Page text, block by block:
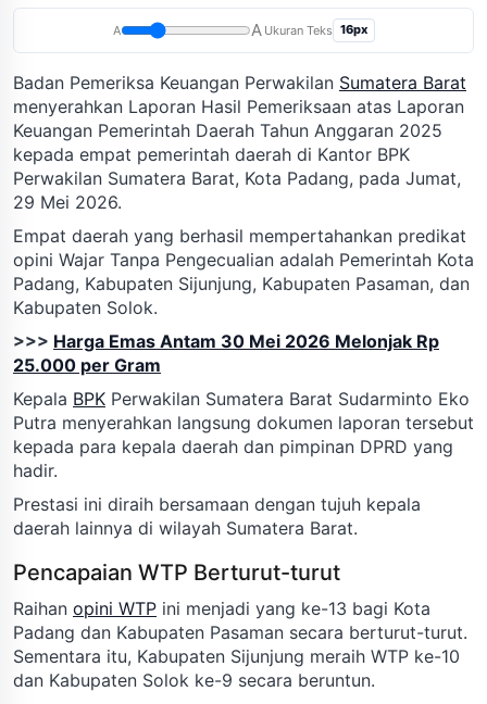
A A Ukuran Teks 16px
Badan Pemeriksa Keuangan Perwakilan Sumatera Barat
menyerahkan Laporan Hasil Pemeriksaan atas Laporan
Keuangan Pemerintah Daerah Tahun Anggaran 2025
kepada empat pemerintah daerah di Kantor BPK
Perwakilan Sumatera Barat, Kota Padang, pada Jumat,
29 Mei 2026.
Empat daerah yang berhasil mempertahankan predikat
opini Wajar Tanpa Pengecualian adalah Pemerintah Kota
Padang, Kabupaten Sijunjung, Kabupaten Pasaman, dan
Kabupaten Solok.
>>> Harga Emas Antam 30 Mei 2026 Melonjak Rp
25.000 per Gram
Kepala BPK Perwakilan Sumatera Barat Sudarminto Eko
Putra menyerahkan langsung dokumen laporan tersebut
kepada para kepala daerah dan pimpinan DPRD yang
hadir.
Prestasi ini diraih bersamaan dengan tujuh kepala
daerah lainnya di wilayah Sumatera Barat.
Pencapaian WTP Berturut-turut
Raihan opini WTP ini menjadi yang ke-13 bagi Kota
Padang dan Kabupaten Pasaman secara berturut-turut.
Sementara itu, Kabupaten Sijunjung meraih WTP ke-10
dan Kabupaten Solok ke-9 secara beruntun.